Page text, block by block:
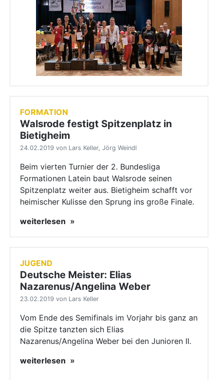
FORMATION
Walsrode festigt Spitzenplatz in
Bietigheim
24.02.2019 von Lars Keller, Jörg Weindl
Beim vierten Turnier der 2. Bundesliga
Formationen Latein baut Walsrode seinen
Spitzenplatz weiter aus. Bietigheim schafft vor
heimischer Kulisse den Sprung ins große Finale.
weiterlesen
JUGEND
Deutsche Meister: Elias
Nazarenus/Angelina Weber
23.02.2019 von Lars Keller
Vom Ende des Semifinals im Vorjahr bis ganz an
die Spitze tanzten sich Elias
Nazarenus/Angelina Weber bei den Junioren II.
weiterlesen